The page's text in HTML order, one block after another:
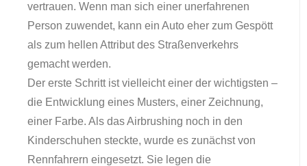
vertrauen. Wenn man sich einer unerfahrenen
Person zuwendet, kann ein Auto eher zum Gespött
als zum hellen Attribut des Straßenverkehrs
gemacht werden.
Der erste Schritt ist vielleicht einer der wichtigsten –
die Entwicklung eines Musters, einer Zeichnung,
einer Farbe. Als das Airbrushing noch in den
Kinderschuhen steckte, wurde es zunächst von
Rennfahrern eingesetzt. Sie legen die